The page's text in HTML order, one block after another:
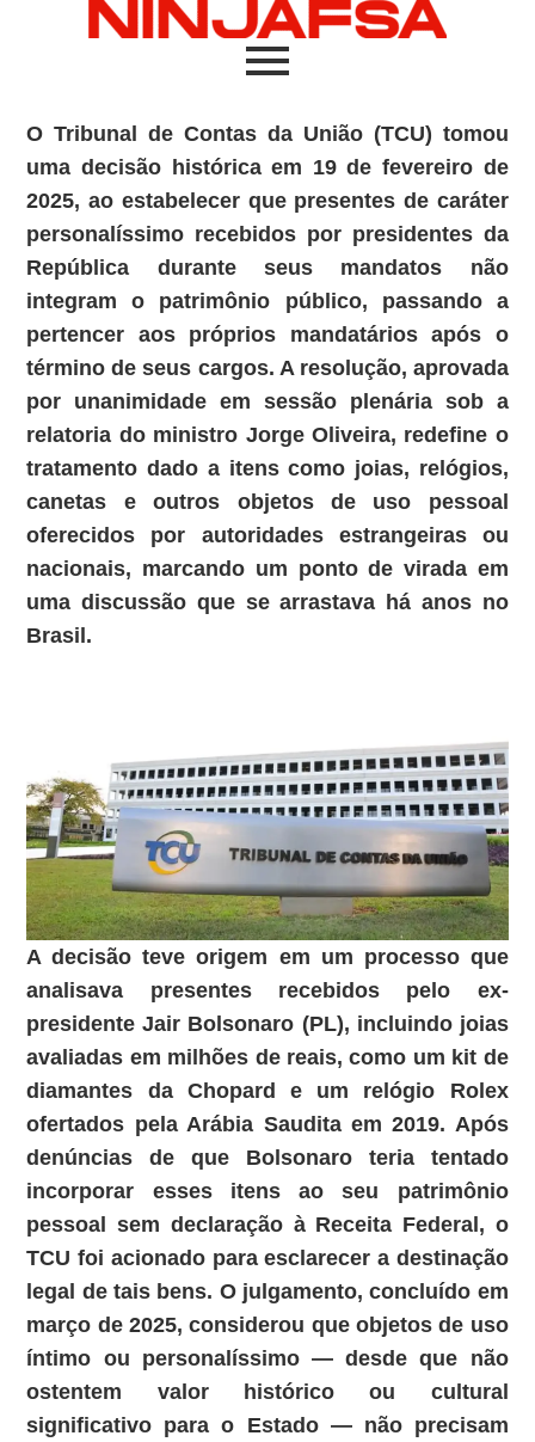
O Tribunal de Contas da União (TCU) tomou
uma decisão histórica em 19 de fevereiro de
2025, ao estabelecer que presentes de caráter
personalíssimo recebidos por presidentes da
República durante seus mandatos não
integram o patrimônio público, passando a
pertencer aos próprios mandatários após o
término de seus cargos. A resolução, aprovada
por unanimidade em sessão plenária sob a
relatoria do ministro Jorge Oliveira, redefine o
tratamento dado a itens como joias, relógios,
canetas e outros objetos de uso pessoal
oferecidos por autoridades estrangeiras ou
nacionais, marcando um ponto de virada em
uma discussão que se arrastava há anos no
Brasil.
A decisão teve origem em um processo que
analisava presentes recebidos pelo ex-
presidente Jair Bolsonaro (PL), incluindo joias
avaliadas em milhões de reais, como um kit de
diamantes da Chopard e um relógio Rolex
ofertados pela Arábia Saudita em 2019. Após
denúncias de que Bolsonaro teria tentado
incorporar esses itens ao seu patrimônio
pessoal sem declaração à Receita Federal, o
TCU foi acionado para esclarecer a destinação
legal de tais bens. O julgamento, concluído em
março de 2025, considerou que objetos de uso
íntimo ou personalíssimo — desde que não
ostentem valor histórico ou cultural
significativo para o Estado — não precisam